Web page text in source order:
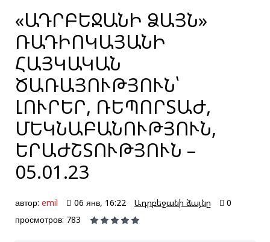
«ԱԴՐԲԵՋԱՆԻ ՁԱՅՆ»
ՌԱԴԻՈԿԱՅԱՆԻ
ՀԱՅԿԱԿԱՆ
ԾԱՌԱՅՈՒԹՅՈՒՆ՝
ԼՈՒՐԵՐ, ՌԵՊՈՐՏԱԺ,
ՄԵԿՆԱԲԱՆՈՒԹՅՈՒՆ,
ԵՐԱԺՇՏՈՒԹՅՈՒՆ –
05.01.23
автор: emil 06 янв, 16:22 Ադրբեջանի ձայնը
0
просмотров: 783